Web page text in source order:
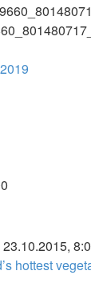
23.10.2015,
hottest